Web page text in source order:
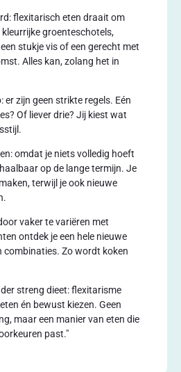
flexitarisch eten draait om
groenteschotels,
stukje vis of een gerecht met
Alles kan, zolang het in
er zijn geen strikte regels. Eén
Of liever drie? Jij kiest wat
omdat je niets volledig hoeft
op de lange termijn. Je
terwijl je ook nieuwe
vaker te variëren met
ontdek je een hele nieuwe
combinaties. Zo wordt koken
streng dieet: flexitarisme
én bewust kiezen. Geen
maar een manier van eten die
past."